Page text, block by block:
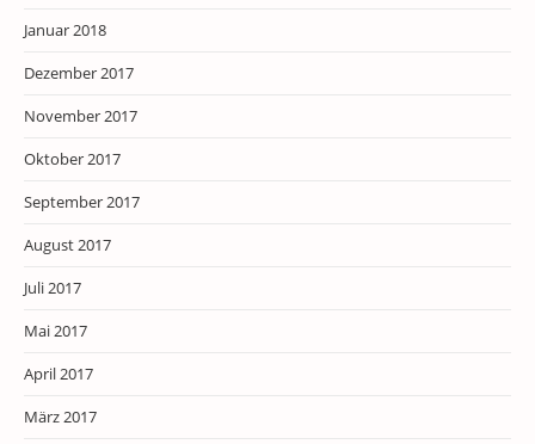
Januar 2018
Dezember 2017
November 2017
Oktober 2017
September 2017
August 2017
Juli 2017
Mai 2017
April 2017
März 2017